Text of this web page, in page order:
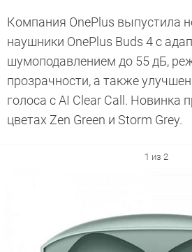
Компания OnePlus выпустила
наушники OnePlus Buds 4 с
шумоподавлением до 55 дБ,
прозрачности, а также
голоса с AI Clear Call. Новинка
цветах Zen Green и Storm Grey.
1 из 2